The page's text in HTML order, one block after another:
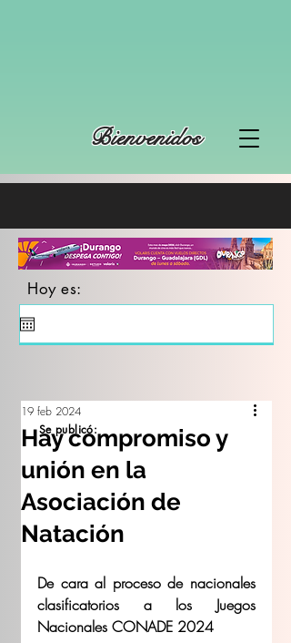
Bienvenidos
Hoy es:
Hay compromiso y
unión en la
Asociación de
Natación
19 feb 2024
De cara al proceso de nacionales
clasificatorios a los Juegos
Nacionales CONADE 2024
Se publicó: